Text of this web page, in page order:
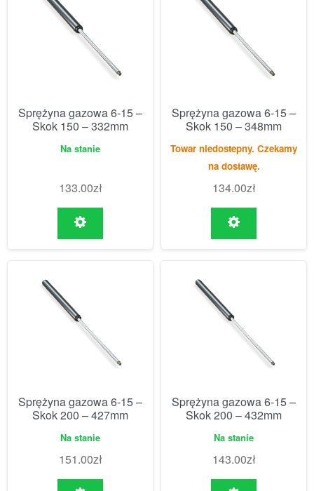
Sprężyna gazowa 6-15 –
Skok 150 – 332mm
Na stanie
133.00zł
Sprężyna gazowa 6-15 –
Skok 150 – 348mm
Towar niedostepny. Czekamy
na dostawę.
134.00zł
Sprężyna gazowa 6-15 –
Skok 200 – 427mm
Na stanie
151.00zł
Sprężyna gazowa 6-15 –
Skok 200 – 432mm
Na stanie
143.00zł